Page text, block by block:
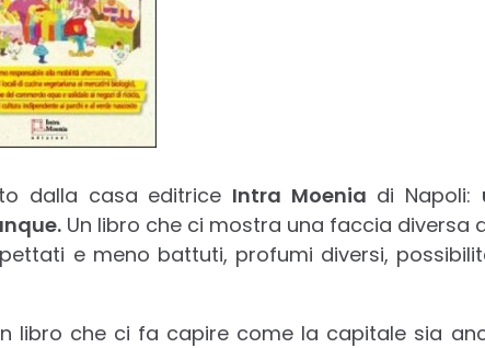
dalla casa editrice Intra Moenia di Napoli:
Un libro che ci mostra una faccia diversa
e meno battuti, profumi diversi,
libro che ci fa capire come la capitale sia